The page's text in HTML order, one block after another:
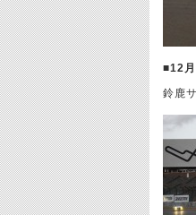
■12
鈴鹿